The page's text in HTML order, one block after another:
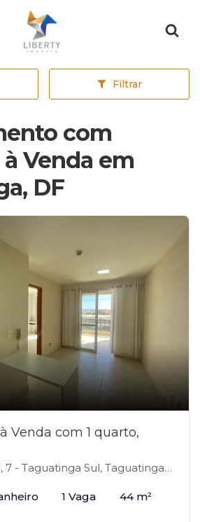
Página inicial
Filtrar
com
Venda em
DF
Venda com 1 quarto,
- Taguatinga Sul, Taguatinga-DF
1 Vaga 44 m²